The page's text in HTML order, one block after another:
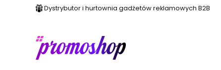
Dystrybutor i hurtownia gadżetów reklamowych B2B